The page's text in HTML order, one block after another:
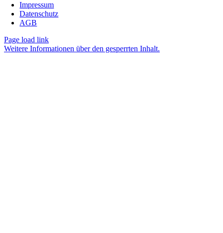
Impressum
Datenschutz
AGB
Page load link
Weitere Informationen über den gesperrten Inhalt.